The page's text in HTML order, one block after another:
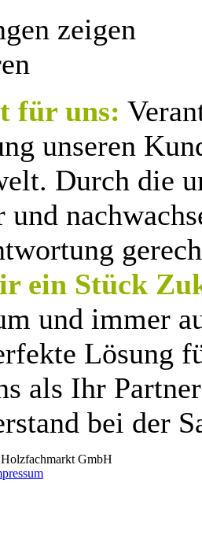
zeigen
für uns:
unseren
Durch die
und
ein Stück
und immer
Lösung
als Ihr
bei der
GmbH